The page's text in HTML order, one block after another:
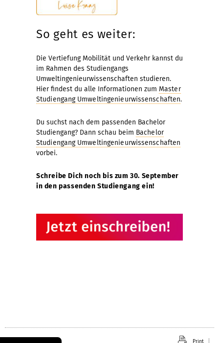
So geht es weiter:
Die Vertiefung Mobilität und Verkehr kannst du
im Rahmen des Studiengangs
Umweltingenieurwissenschaften studieren.
Hier findest du alle Informationen zum Master
Studiengang Umweltingenieurwissenschaften.
Du suchst nach dem passenden Bachelor
Studiengang? Dann schau beim Bachelor
Studiengang Umweltingenieurwissenschaften
vorbei.
Schreibe Dich noch bis zum 30. September
in den passenden Studiengang ein!
Print